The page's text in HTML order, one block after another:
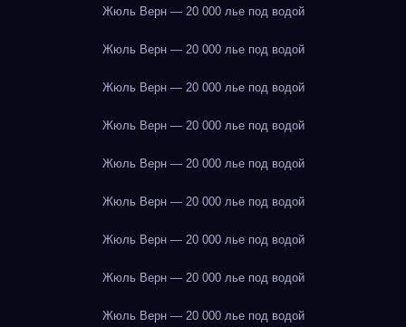
Жюль Верн — 20 000 лье под водой
Жюль Верн — 20 000 лье под водой
Жюль Верн — 20 000 лье под водой
Жюль Верн — 20 000 лье под водой
Жюль Верн — 20 000 лье под водой
Жюль Верн — 20 000 лье под водой
Жюль Верн — 20 000 лье под водой
Жюль Верн — 20 000 лье под водой
Жюль Верн — 20 000 лье под водой